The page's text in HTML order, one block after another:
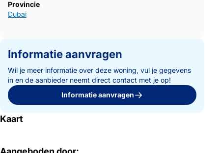
Provincie
Dubai
Informatie aanvragen
Wil je meer informatie over deze woning, vul je gegevens
in en de aanbieder neemt direct contact met je op!
Informatie aanvragen
Kaart